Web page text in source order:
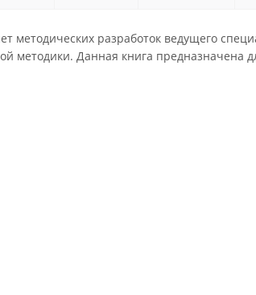
методических разработок ведущего
методики. Данная книга предназначена